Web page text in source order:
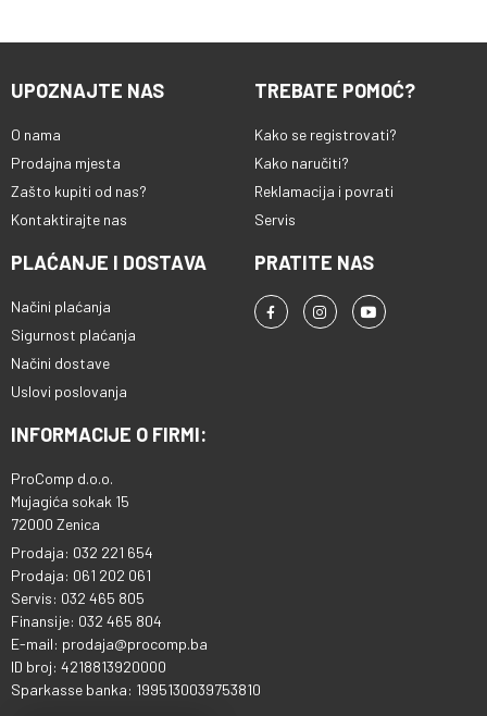
UPOZNAJTE NAS
O nama
Prodajna mjesta
Zašto kupiti od nas?
Kontaktirajte nas
TREBATE POMOĆ?
Kako se registrovati?
Kako naručiti?
Reklamacija i povrati
Servis
PLAĆANJE I DOSTAVA
Načini plaćanja
Sigurnost plaćanja
Načini dostave
Uslovi poslovanja
PRATITE NAS
INFORMACIJE O FIRMI:
ProComp d.o.o.
Mujagića sokak 15
72000 Zenica
Prodaja: 032 221 654
Prodaja: 061 202 061
Servis: 032 465 805
Finansije: 032 465 804
E-mail: prodaja@procomp.ba
ID broj: 4218813920000
Sparkasse banka: 1995130039753810